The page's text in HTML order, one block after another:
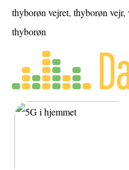
thyborøn vejret, thyborøn
thyborøn